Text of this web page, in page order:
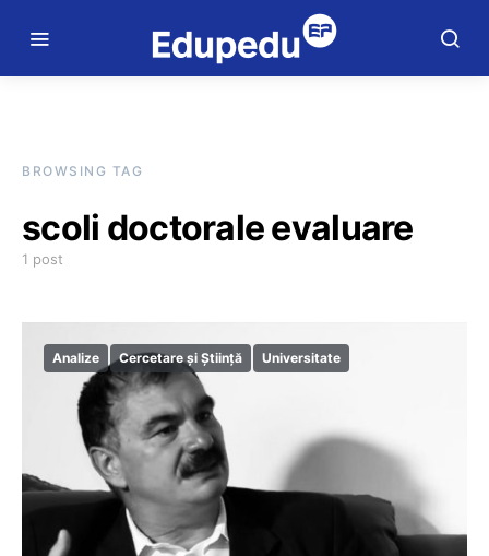
BROWSING TAG
scoli doctorale evaluare
1 post
Analize Cercetare și Știință Universitate